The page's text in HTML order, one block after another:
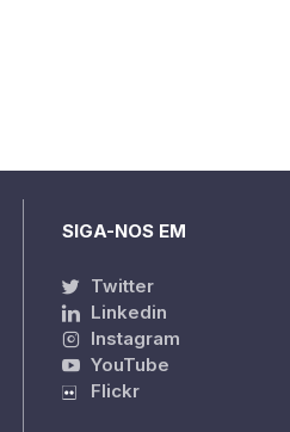
SIGA-NOS EM
Twitter
Linkedin
Instagram
YouTube
Flickr